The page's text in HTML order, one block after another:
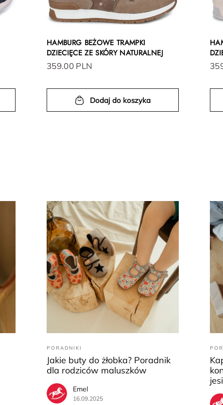
HAMBURG BEŻOWE TRAMPKI
DZIECIĘCE ZE SKÓRY NATURALNEJ
359.00 PLN
Dodaj do koszyka
PORADNIKI
Jakie buty do żłobka? Poradnik
dla rodziców maluszków
Emel
16.09.2025